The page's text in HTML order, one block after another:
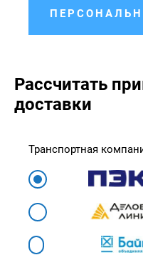
Рассчитать
доставки
Транспортная